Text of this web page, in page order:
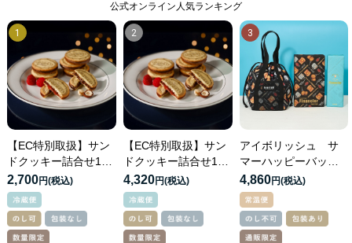
公式オンライン人気ランキング
【EC特別取扱】サン
ドクッキー詰合せ10
個入
2,700円
【EC特別取扱】サン
ドクッキー詰合せ16
個入
4,320円
アイボリッシュ サ
マーハッピーバッグ
2026
4,860円